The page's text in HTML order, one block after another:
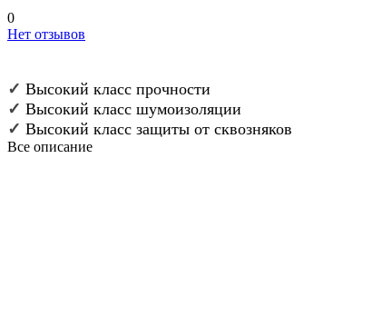
0
Нет отзывов
✓ Высокий класс прочности
✓ Высокий класс шумоизоляции
✓ Высокий класс защиты от сквозняков
Все описание